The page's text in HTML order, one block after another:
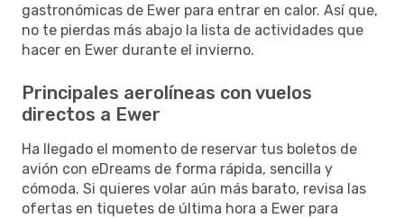
gastronómicas de Ewer para entrar en calor. Así que,
no te pierdas más abajo la lista de actividades que
hacer en Ewer durante el invierno.
Principales aerolíneas con vuelos
directos a Ewer
Ha llegado el momento de reservar tus boletos de
avión con eDreams de forma rápida, sencilla y
cómoda. Si quieres volar aún más barato, revisa las
ofertas en tiquetes de última hora a Ewer para